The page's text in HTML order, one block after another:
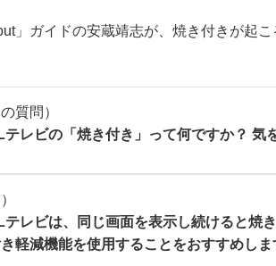
」ガイドの安蔵靖志が、焼き付きが起
質問）
テレビの「焼き付き」って何ですか？ 気
テレビは、同じ画面を表示し続けると焼
軽減機能を使用することをおすすめしま